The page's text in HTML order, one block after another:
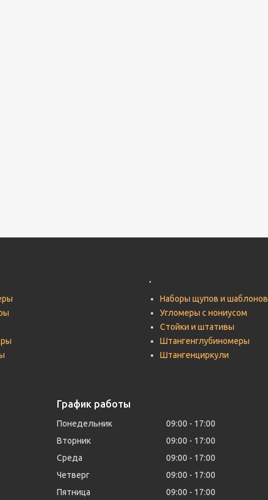
.
Наборы щупов и шаблонов
Угломеры с нониусом
Стойки и штативы
Штангенглубиномеры
Штангенциркули
График работы
Понедельник 09:00
17:00
Вторник
09:00
17:00
Среда
09:00
17:00
Четверг
09:00
17:00
Пятница
09:00 17:00